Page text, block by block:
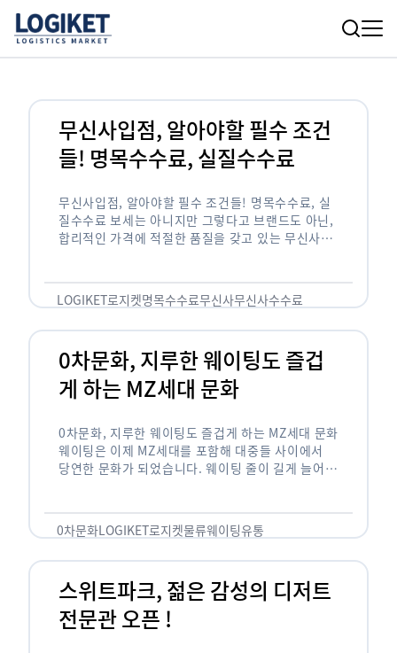
무신사입점, 알아야할 필수 조건
들! 명목수수료, 실질수수료
무신사입점, 알아야할 필수 조건들! 명목수수료, 실
질수수료 보세는 아니지만 그렇다고 브랜드도 아닌,
합리적인 가격에 적절한 품질을 갖고 있는 무신사!
LOGIKET로지켓명목수수료무신사무신사수수료
0차문화, 지루한 웨이팅도 즐겁
게 하는 MZ세대 문화
0차문화, 지루한 웨이팅도 즐겁게 하는 MZ세대 문화
웨이팅은 이제 MZ세대를 포함해 대중들 사이에서
당연한 문화가 되었습니다. 웨이팅 줄이 길게 늘어서
0차문화LOGIKET로지켓물류웨이팅유통
스위트파크, 젊은 감성의 디저트
전문관 오픈 !